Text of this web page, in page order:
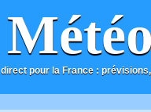
pour la France :